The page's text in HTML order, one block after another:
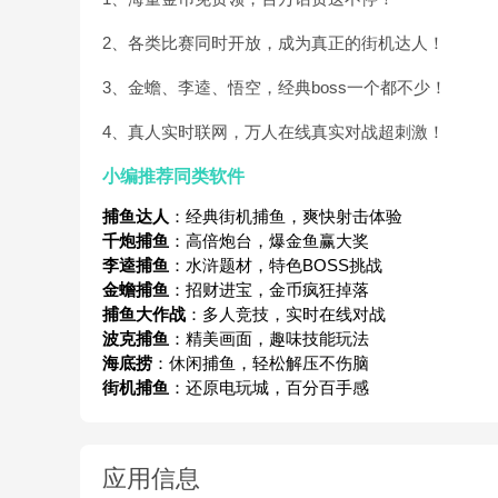
2、各类比赛同时开放，成为真正的街机达人！
3、金蟾、李逵、悟空，经典boss一个都不少！
4、真人实时联网，万人在线真实对战超刺激！
小编推荐同类软件
捕鱼达人 ：经典街机捕鱼，爽快射击体验
千炮捕鱼 ：高倍炮台，爆金鱼赢大奖
李逵捕鱼 ：水浒题材，特色BOSS挑战
金蟾捕鱼 ：招财进宝，金币疯狂掉落
捕鱼大作战 ：多人竞技，实时在线对战
波克捕鱼 ：精美画面，趣味技能玩法
海底捞 ：休闲捕鱼，轻松解压不伤脑
街机捕鱼 ：还原电玩城，百分百手感
应用信息